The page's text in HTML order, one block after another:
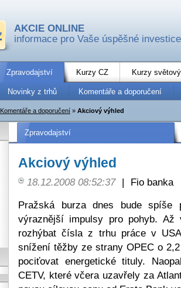
AKCIE ONLINE
informace pro Vaše úspěšné investice
Zpravodajství Kurzy CZ Kurzy
Novinky z trhů Komentáře a doporučení
Komentáře a doporučení » Akciový výhled
Zpravodajství
Akciový výhled
18.12.2008 08:52:37 |
Fio banka
Pražská burza dnes bude spíše
výraznější impulsy pro pohyb. Až
rozhýbat čísla z trhu práce v
snížení těžby ze strany OPEC o
pociťovat energetické tituly.
CETV, které včera uzavřely za